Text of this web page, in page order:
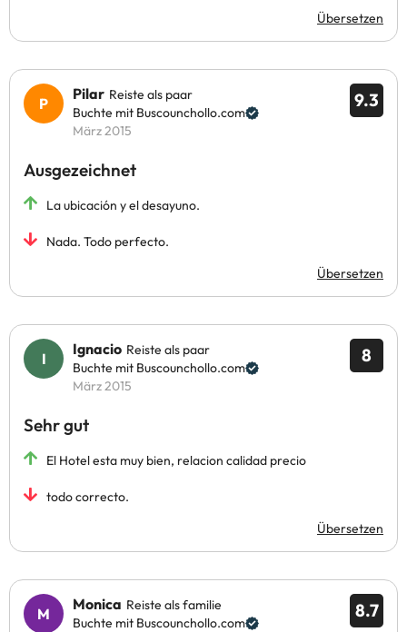
Übersetzen
9.3
Pilar Reiste als paar
Buchte mit Buscounchollo.com
März 2015
Ausgezeichnet
La ubicación y el desayuno.
Nada. Todo perfecto.
Übersetzen
8
Ignacio Reiste als paar
Buchte mit Buscounchollo.com
März 2015
Sehr gut
El Hotel esta muy bien, relacion calidad precio
todo correcto.
Übersetzen
8.7
Monica Reiste als familie
Buchte mit Buscounchollo.com